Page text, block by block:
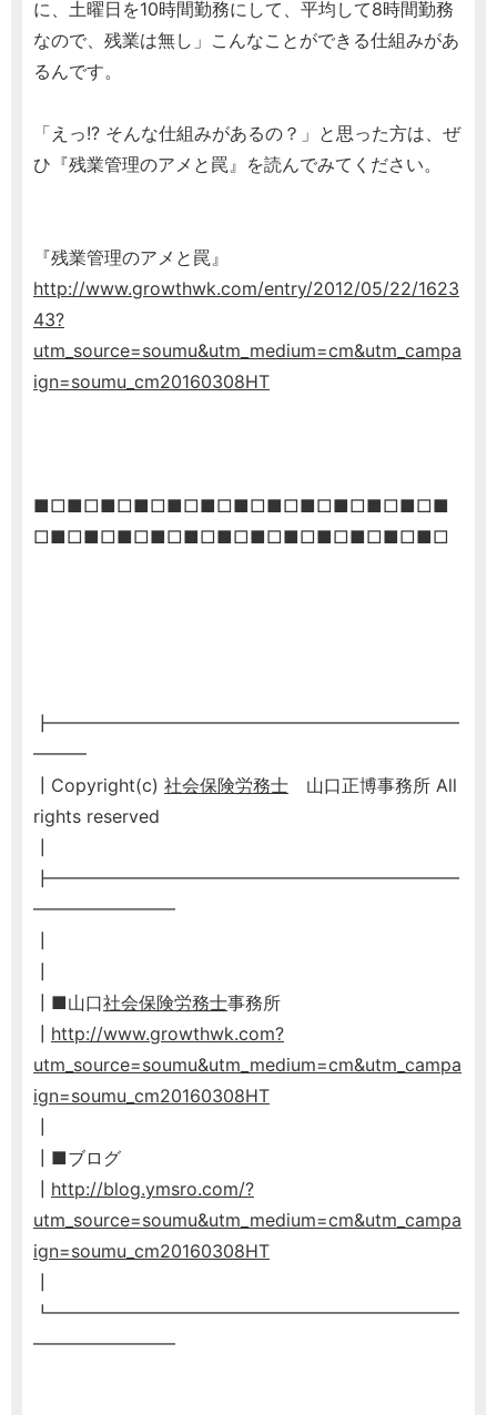
に、土曜日を10時間勤務にして、平均して8時間勤務
なので、残業は無し」こんなことができる仕組みがあ
るんです。
「えっ!? そんな仕組みがあるの？」と思った方は、ぜ
ひ『残業管理のアメと罠』を読んでみてください。
『残業管理のアメと罠』
http://www.growthwk.com/entry/2012/05/22/1623
43?
utm_source=soumu&utm_medium=cm&utm_campa
ign=soumu_cm20160308HT
■□■□■□■□■□■□■□■□■□■□■□■□■
□■□■□■□■□■□■□■□■□■□■□■□■□
┣━━━━━━━━━━━━━━━━━━━━━━━
━━━
┃Copyright(c) 社会保険労務士 山口正博事務所 All
rights reserved
┣━━━━━━━━━━━━━━━━━━━━━━━
━━━━━━━━
┃■山口社会保険労務士事務所
http://www.growthwk.com?
utm_source=soumu&utm_medium=cm&utm_campa
ign=soumu_cm20160308HT
┃■ブログ
http://blog.ymsro.com/?
utm_source=soumu&utm_medium=cm&utm_campa
ign=soumu_cm20160308HT
┗━━━━━━━━━━━━━━━━━━━━━━━
━━━━━━━━